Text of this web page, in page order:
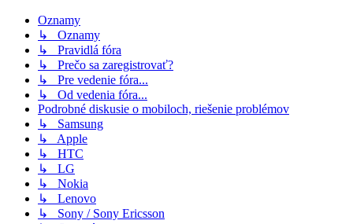
Oznamy
↳ Oznamy
↳ Pravidlá fóra
↳ Prečo sa zaregistrovať?
↳ Pre vedenie fóra...
↳ Od vedenia fóra...
Podrobné diskusie o mobiloch, riešenie problémov
↳ Samsung
↳ Apple
↳ HTC
↳ LG
↳ Nokia
↳ Lenovo
↳ Sony / Sony Ericsson